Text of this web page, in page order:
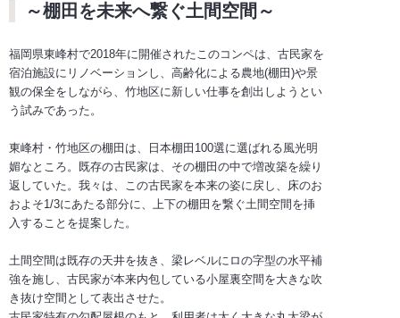
～棚田を未来へ繋ぐ土間空間～
福岡県東峰村で2018年に開催されたこのコンペは、古民家を
宿泊施設にリノベーションし、高齢化による農地(棚田)や景
観の保全をしながら、竹地区に新しい仕事を創出しようとい
う試みであった。
東峰村・竹地区の棚田は、日本棚田100選に選ばれる風光明
媚なところ。既存の古民家は、その棚田の中で増改築を繰り
返していた。我々は、この古民家を本来の姿に戻し、床のお
およそ1/3にあたる部分に、上下の棚田を繋ぐ土間空間を挿
入することを提案した。
土間空間は既存の天井を抜き、梁レベルにロの字型の水平補
強を施し、古民家が本来内包している小屋裏空間を大きな吹
き抜け空間として表出させた。